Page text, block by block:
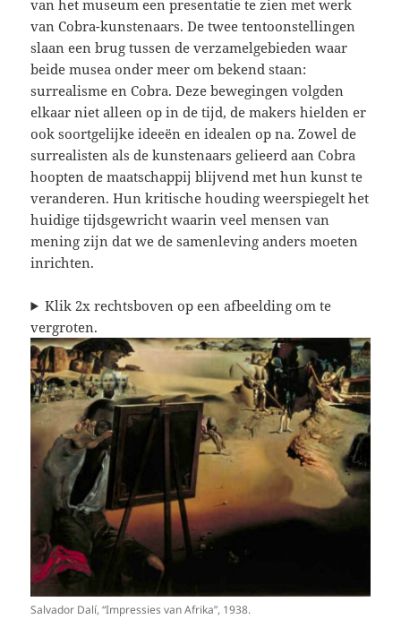
van het museum een presentatie te zien met werk
van Cobra-kunstenaars. De twee tentoonstellingen
slaan een brug tussen de verzamelgebieden waar
beide musea onder meer om bekend staan:
surrealisme en Cobra. Deze bewegingen volgden
elkaar niet alleen op in de tijd, de makers hielden er
ook soortgelijke ideeën en idealen op na. Zowel de
surrealisten als de kunstenaars gelieerd aan Cobra
hoopten de maatschappij blijvend met hun kunst te
veranderen. Hun kritische houding weerspiegelt het
huidige tijdsgewricht waarin veel mensen van
mening zijn dat we de samenleving anders moeten
inrichten.
Klik 2x rechtsboven op een afbeelding om te
vergroten.
Salvador Dalí, “Impressies van Afrika”, 1938.